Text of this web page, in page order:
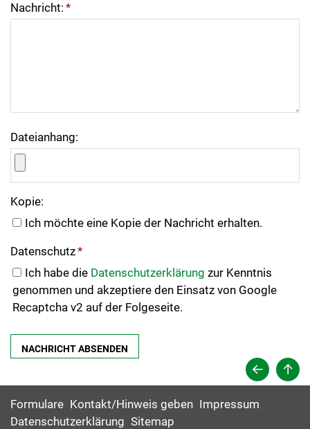
Nachricht: *
Dateianhang:
Kopie:
Ich möchte eine Kopie der Nachricht erhalten.
Datenschutz*
Ich habe die Datenschutzerklärung zur Kenntnis
genommen und akzeptiere den Einsatz von Google
Recaptcha v2 auf der Folgeseite.
Formulare Kontakt/Hinweis geben Impressum
Datenschutzerklärung Sitemap